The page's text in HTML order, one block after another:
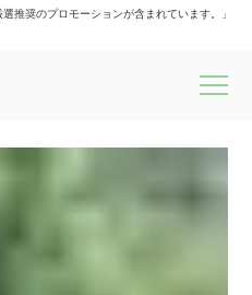
推奨のプロモーションが含まれています。」